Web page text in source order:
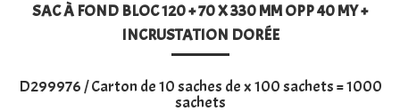
RUBANS NŒUDS ET FERMETURES DE SACS
SACS KRAFT POUR BOUTIQUE
PERSONALISATION
SAC À FOND BLOC 120 + 70 X 330 MM OPP 40 MY +
INCRUSTATION DORÉE
D299976 / Carton de 10 saches de x 100 sachets = 1000
sachets